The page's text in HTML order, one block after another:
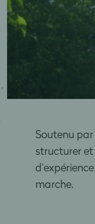
Soutenu
structurer
marche.